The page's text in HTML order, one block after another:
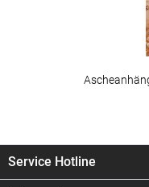
Service Hotline